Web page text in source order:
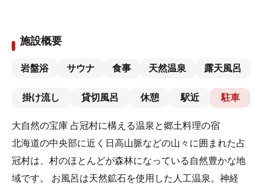
施設概要
岩盤浴 サウナ 食事 天然温泉 露天風呂
掛け流し 貸切風呂 休憩 駅近 駐車
大自然の宝庫 占冠村に構える温泉と郷土料理の宿
北海道の中央部に近く日高山脈などの山々に囲まれた占
冠村は、村のほとんどが森林になっている自然豊かな地
域です。 お風呂は天然鉱石を使用した人工温泉。神経